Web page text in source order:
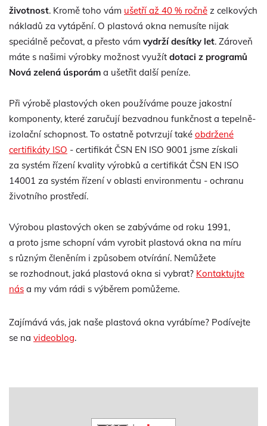
životnost. Kromě toho vám ušetří až 40 % ročně z celkových
nákladů za vytápění. O plastová okna nemusíte nijak
speciálně pečovat, a přesto vám vydrží desítky let. Zároveň
máte s našimi výrobky možnost využít dotaci z programů
Nová zelená úsporám a ušetřit další peníze.
Při výrobě plastových oken používáme pouze jakostní
komponenty, které zaručují bezvadnou funkčnost a tepelně-
izolační schopnost. To ostatně potvrzují také obdržené
certifikáty ISO - certifikát ČSN EN ISO 9001 jsme získali
za systém řízení kvality výrobků a certifikát ČSN EN ISO
14001 za systém řízení v oblasti environmentu - ochranu
životního prostředí.
Výrobou plastových oken se zabýváme od roku 1991,
a proto jsme schopní vám vyrobit plastová okna na míru
s různým členěním i způsobem otvírání. Nemůžete
se rozhodnout, jaká plastová okna si vybrat? Kontaktujte
nás a my vám rádi s výběrem pomůžeme.
Zajímává vás, jak naše plastová okna vyrábíme? Podívejte
se na videoblog.